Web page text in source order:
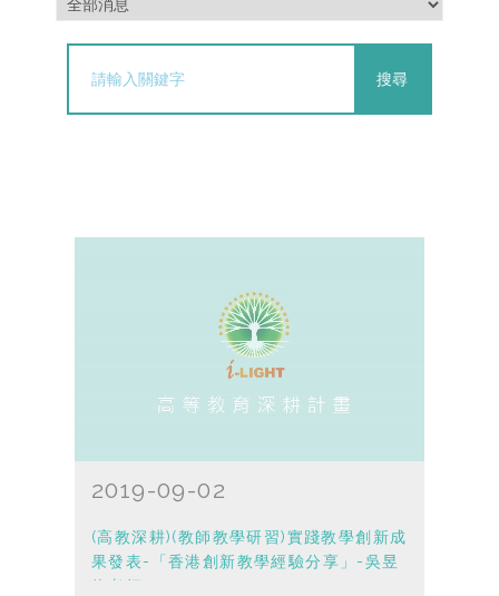
搜尋
2019-09-02
(高教深耕)(教師教學研習)實踐教學創新成
果發表-「香港創新教學經驗分享」-吳昱
鋒老師